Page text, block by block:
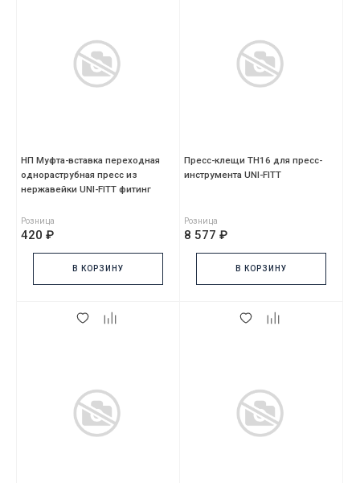
НП Муфта-вставка переходная
однораструбная пресс из
нержавейки UNI-FITT фитинг
Розница
420 ₽
В КОРЗИНУ
Пресс-клещи TH16 для пресс-
инструмента UNI-FITT
Розница
8 577 ₽
В КОРЗИНУ